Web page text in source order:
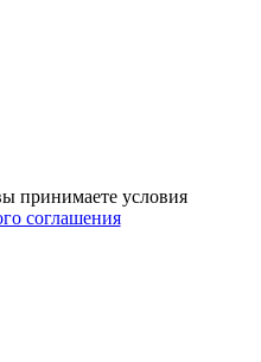
принимаете условия
соглашения